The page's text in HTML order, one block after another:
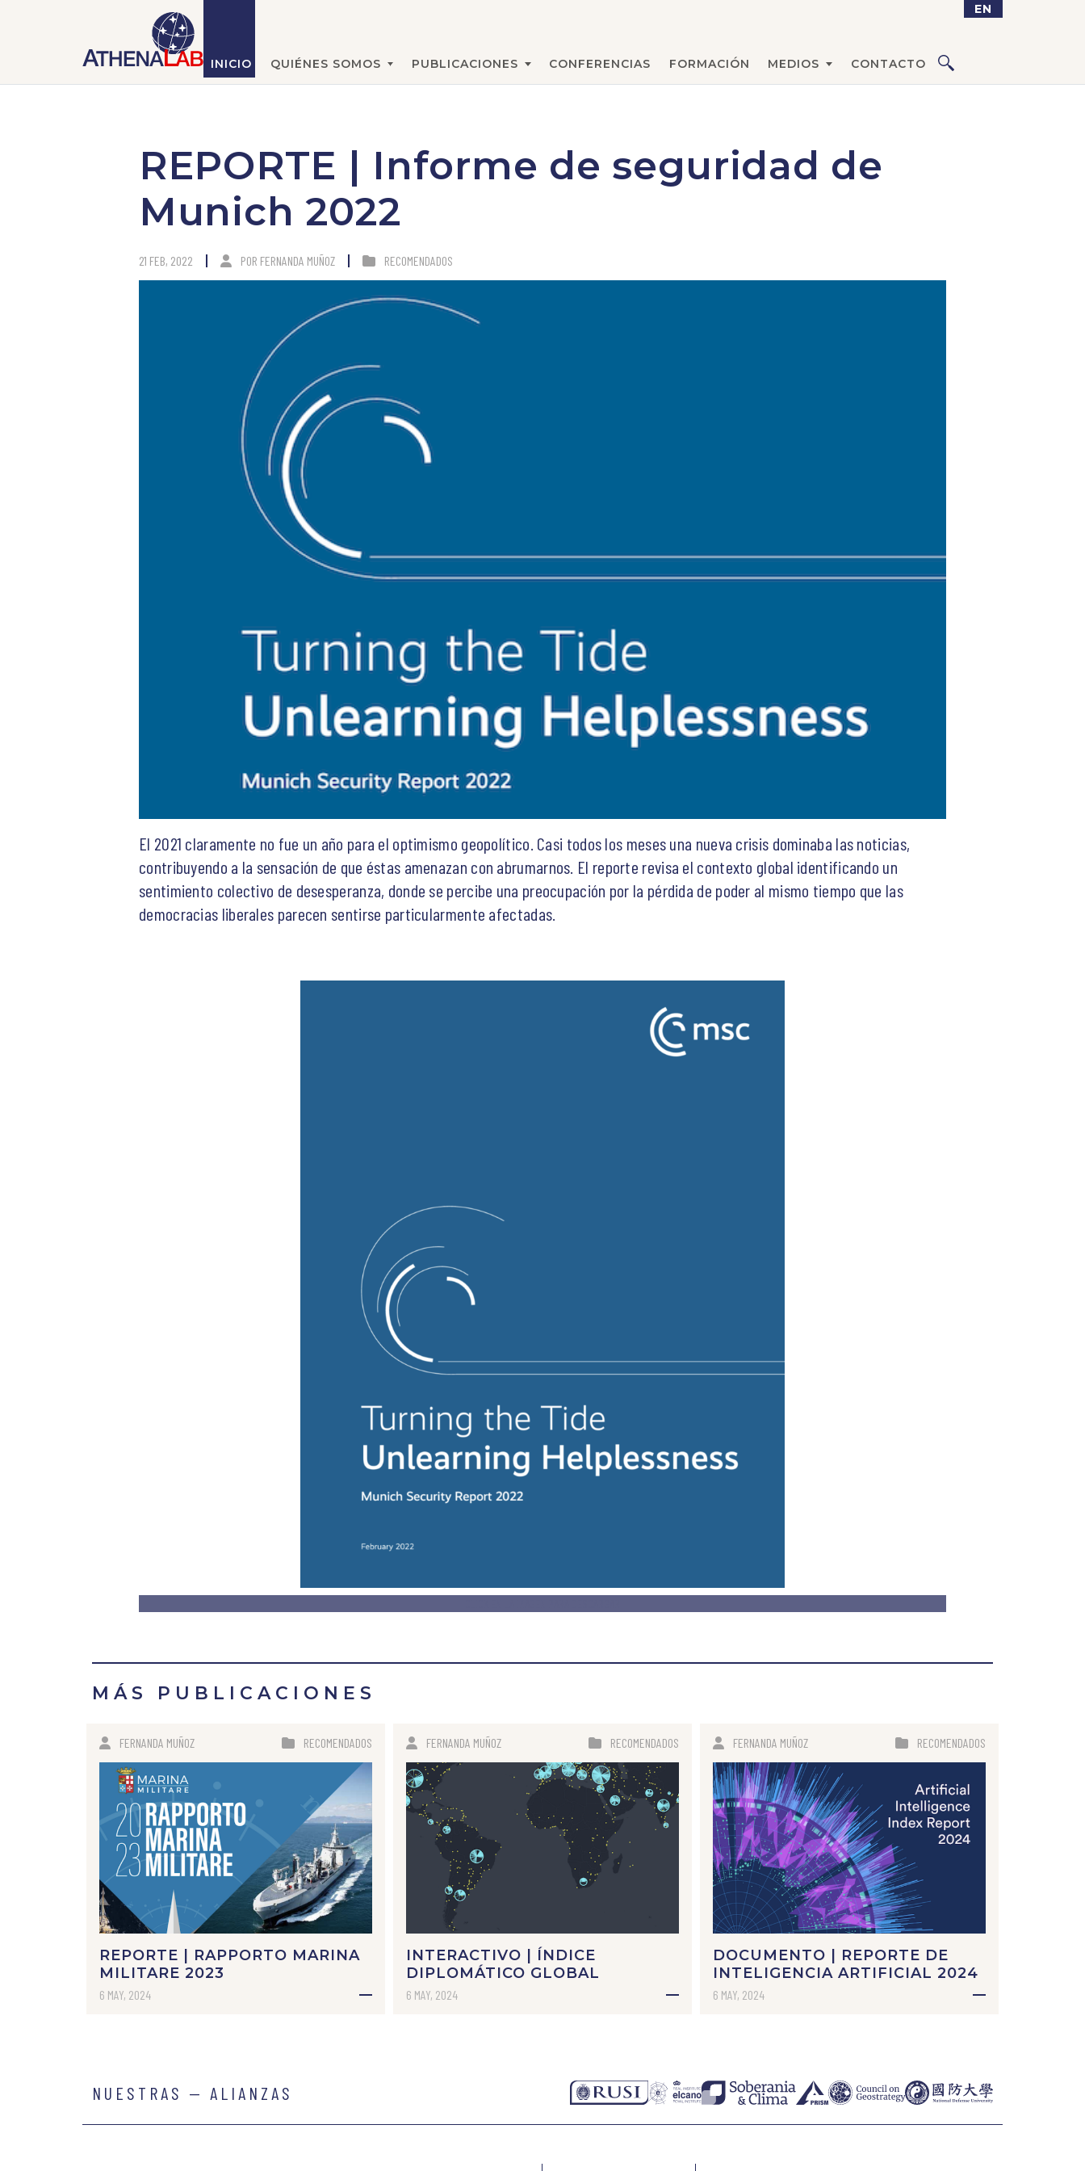
INICIO QUIÉNES SOMOS PUBLICACIONES CONFERENCIAS FORMACIÓN MEDIOS CONTACTO
BUSCAR
EN
REPORTE | Informe de seguridad de
Munich 2022
21 FEB, 2022 POR FERNANDA MUÑOZ RECOMENDADOS
El 2021 claramente no fue un año para el optimismo geopolítico. Casi todos los meses una nueva crisis dominaba las noticias,
contribuyendo a la sensación de que éstas amenazan con abrumarnos. El reporte revisa el contexto global identificando un
sentimiento colectivo de desesperanza, donde se percibe una preocupación por la pérdida de poder al mismo tiempo que las
democracias liberales parecen sentirse particularmente afectadas.
MÁS PUBLICACIONES
FERNANDA MUÑOZ RECOMENDADOS
REPORTE | RAPPORTO MARINA
MILITARE 2023
6 MAY, 2024
FERNANDA MUÑOZ RECOMENDADOS
INTERACTIVO | ÍNDICE
DIPLOMÁTICO GLOBAL
6 MAY, 2024
FERNANDA MUÑOZ RECOMENDADOS
DOCUMENTO | REPORTE DE
INTELIGENCIA ARTIFICIAL 2024
6 MAY, 2024
NUESTRAS — ALIANZAS